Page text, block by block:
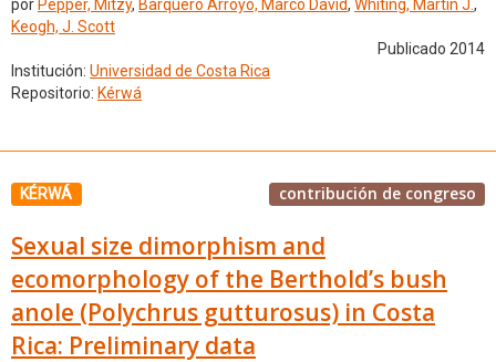
por Pepper, Mitzy, Barquero Arroyo, Marco David, Whiting, Martin J.,
Keogh, J. Scott
Publicado 2014
Institución: Universidad de Costa Rica
Repositorio: Kérwá
KÉRWÁ contribución de congreso
Sexual size dimorphism and
ecomorphology of the Berthold’s bush
anole (Polychrus gutturosus) in Costa
Rica: Preliminary data